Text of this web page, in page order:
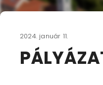
2024. január 11.